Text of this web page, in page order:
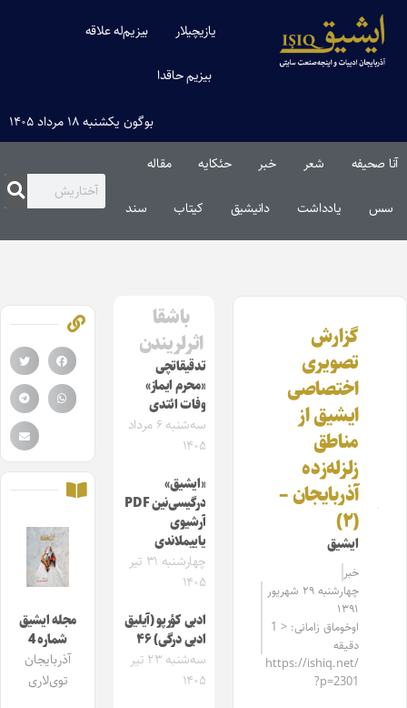
یازیچیلار بیزیم‌له علاقه
بیزیم حاقدا
بوگون یکشنبه ۱۸ مرداد ۱۴۰۵
آنا صحیفه شعر خبر حئکایه مقاله‌
سس یادداشت دانیشیق کیتاب سند
گزارش
تصویری
اختصاصی
ایشیق از
مناطق
زلزله‌زده
آذربایجان –
(۲)
ایشیق
خبر
چهارشنبه ۲۹ شهریور
۱۳۹۱
اوخوماق زامانی: < 1
دقیقه
https://ishiq.net/
?p=2301
باشقا
اثرلریندن
تدقیقاتچی
«محرم ایماز»
وفات ائتدی
سه‌شنبه ۶ مرداد
۱۴۰۵
«ایشیق»
درگیسی‌نین PDF
آرشیوی
یاییملاندی
چهارشنبه ۳۱ تیر
۱۴۰۵
ادبی کؤرپو (آیلیق
ادبی درگی) ۴۶
سه‌شنبه ۲۳ تیر
۱۴۰۵
مجله ایشیق
شماره 4
آذربایجان
توی‌لاری